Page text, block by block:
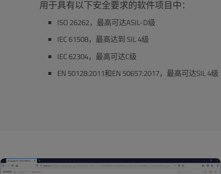
用于具有以下安全要求的软件项目中：
ISO 26262，最高可达ASIL-D级
IEC 61508，最高达到 SIL 4级
IEC 62304，最高可达C级
EN 50128:2011和EN 50657:2017，最高可达SIL 4级